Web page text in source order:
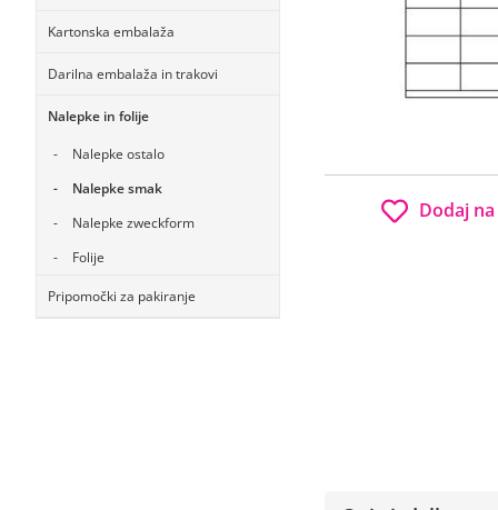
Kartonska embalaža
Darilna embalaža in trakovi
Nalepke in folije
Nalepke ostalo
Nalepke smak
Nalepke zweckform
Folije
Pripomočki za pakiranje
Dodaj